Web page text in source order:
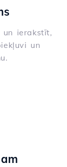
un ierakstīt,
un